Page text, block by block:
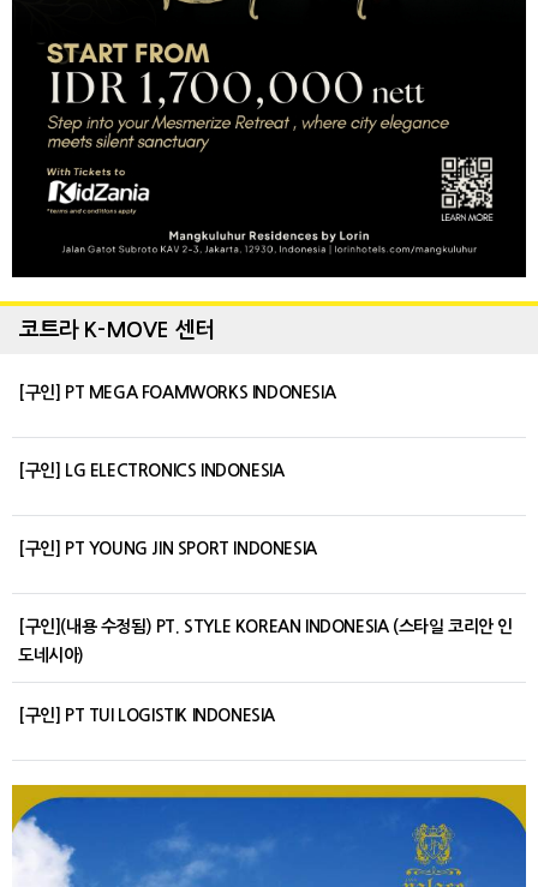
코트라 K-MOVE 센터
[구인] PT MEGA FOAMWORKS INDONESIA
[구인] LG ELECTRONICS INDONESIA
[구인] PT YOUNG JIN SPORT INDONESIA
[구인](내용 수정됨) PT. STYLE KOREAN INDONESIA (스타일 코리안 인
도네시아)
[구인] PT TUI LOGISTIK INDONESIA